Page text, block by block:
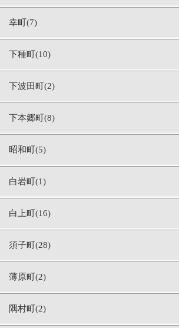
幸町(7)
下種町(10)
下波田町(2)
下本郷町(8)
昭和町(5)
白岩町(1)
白上町(16)
須子町(28)
薄原町(2)
隅村町(2)